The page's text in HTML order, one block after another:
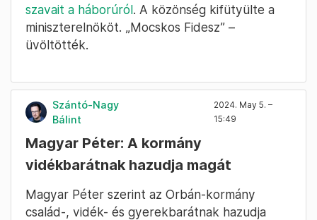
szavait a háborúról. A közönség kifütyülte a
miniszterelnököt. „Mocskos Fidesz” –
üvöltötték.
Szántó-Nagy
Bálint
2024. May 5. –
15:49
Magyar Péter: A kormány
vidékbarátnak hazudja magát
Magyar Péter szerint az Orbán-kormány
család-, vidék- és gyerekbarátnak hazudja